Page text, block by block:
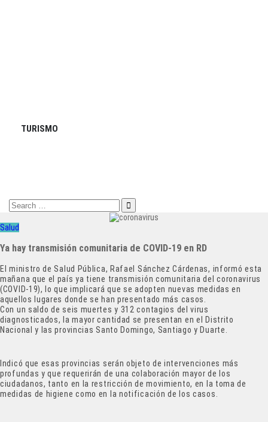
TURISMO
Search
for:
Salud
Ya hay transmisión comunitaria de COVID-19 en RD
El ministro de Salud Pública, Rafael Sánchez Cárdenas, informó esta
mañana que el país ya tiene transmisión comunitaria del coronavirus
(COVID-19), lo que implicará que se adopten nuevas medidas en
aquellos lugares donde se han presentado más casos.
Con un saldo de seis muertes y 312 contagios del virus
diagnosticados, la mayor cantidad se presentan en el Distrito
Nacional y las provincias Santo Domingo, Santiago y Duarte.
Indicó que esas provincias serán objeto de intervenciones más
profundas y que requerirán de una colaboración mayor de los
ciudadanos, tanto en la restricción de movimiento, en la toma de
medidas de higiene como en la notificación de los casos.